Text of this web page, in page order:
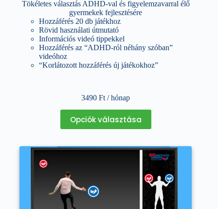
Tökéletes választás ADHD-val és figyelemzavarral élő
gyermekek fejlesztésére
Hozzáférés 20 db játékhoz
Rövid használati útmutató
Információs videó tippekkel
Hozzáférés az “ADHD-ról néhány szóban”
videóhoz
“Korlátozott hozzáférés új játékokhoz”
3490Ft / hónap
Opciók választása
Ennek
a
terméknek
variációja